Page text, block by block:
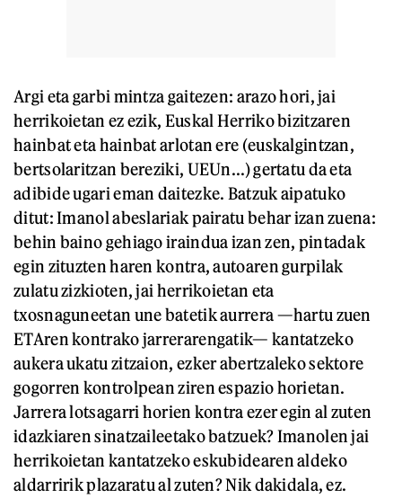
Argi eta garbi mintza gaitezen: arazo hori, jai
herrikoietan ez ezik, Euskal Herriko bizitzaren
hainbat eta hainbat arlotan ere (euskalgintzan,
bertsolaritzan bereziki, UEUn...) gertatu da eta
adibide ugari eman daitezke. Batzuk aipatuko
ditut: Imanol abeslariak pairatu behar izan zuena:
behin baino gehiago iraindua izan zen, pintadak
egin zituzten haren kontra, autoaren gurpilak
zulatu zizkioten, jai herrikoietan eta
txosnaguneetan une batetik aurrera —hartu zuen
ETAren kontrako jarrerarengatik— kantatzeko
aukera ukatu zitzaion, ezker abertzaleko sektore
gogorren kontrolpean ziren espazio horietan.
Jarrera lotsagarri horien kontra ezer egin al zuten
idazkiaren sinatzaileetako batzuek? Imanolen jai
herrikoietan kantatzeko eskubidearen aldeko
aldarririk plazaratu al zuten? Nik dakidala, ez.